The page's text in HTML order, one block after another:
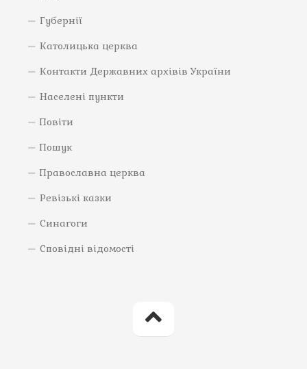
Губернії
Католицька церква
Контакти Державних архівів України
Населені пункти
Повіти
Пошук
Православна церква
Ревізькі казки
Синагоги
Сповідні відомості